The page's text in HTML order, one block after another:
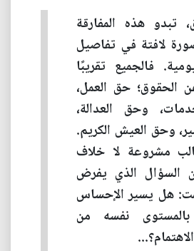
تبدو هذه المفارقة
لافتة في تفاصيل
فالجميع تقريبًا
الحقوق؛ حق العمل،
وحق العدالة،
وحق العيش الكريم.
مشروعة لا خلاف
السؤال الذي يفرض
هل يسير الإحساس
بالمستوى نفسه من